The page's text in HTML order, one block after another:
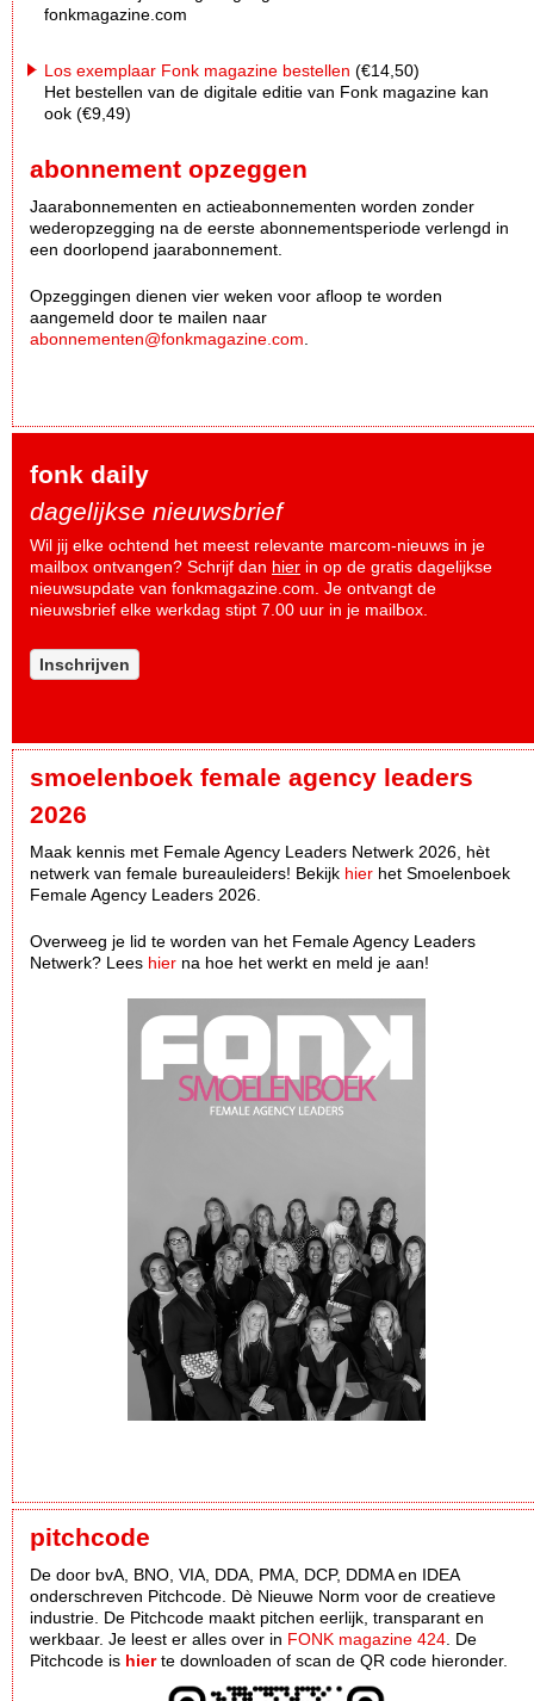
fonkmagazine.com
Los exemplaar Fonk magazine bestellen (€14,50)
Het bestellen van de digitale editie van Fonk magazine kan
ook (€9,49)
abonnement opzeggen
Jaarabonnementen en actieabonnementen worden zonder
wederopzegging na de eerste abonnementsperiode verlengd in
een doorlopend jaarabonnement.
Opzeggingen dienen vier weken voor afloop te worden
aangemeld door te mailen naar
abonnementen@fonkmagazine.com
fonk daily
dagelijkse nieuwsbrief
Wil jij elke ochtend het meest relevante marcom-nieuws in je
mailbox ontvangen? Schrijf dan hier in op de gratis dagelijkse
nieuwsupdate van fonkmagazine.com. Je ontvangt de
nieuwsbrief elke werkdag stipt 7.00 uur in je mailbox.
Inschrijven
smoelenboek female agency leaders
2026
Maak kennis met Female Agency Leaders Netwerk 2026, hèt
netwerk van female bureauleiders! Bekijk hier het Smoelenboek
Female Agency Leaders 2026.
Overweeg je lid te worden van het Female Agency Leaders
Netwerk? Lees hier na hoe het werkt en meld je aan!
pitchcode
De door bvA, BNO, VIA, DDA, PMA, DCP, DDMA en IDEA
onderschreven Pitchcode. Dè Nieuwe Norm voor de creatieve
industrie. De Pitchcode maakt pitchen eerlijk, transparant en
werkbaar. Je leest er alles over in FONK magazine 424 . De
Pitchcode is hierte downloaden of scan de QR code hieronder.